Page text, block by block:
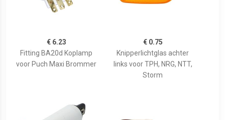
€ 6.23
Fitting BA20d Koplamp
voor Puch Maxi Brommer
€ 0.75
Knipperlichtglas achter
links voor TPH, NRG, NTT,
Storm